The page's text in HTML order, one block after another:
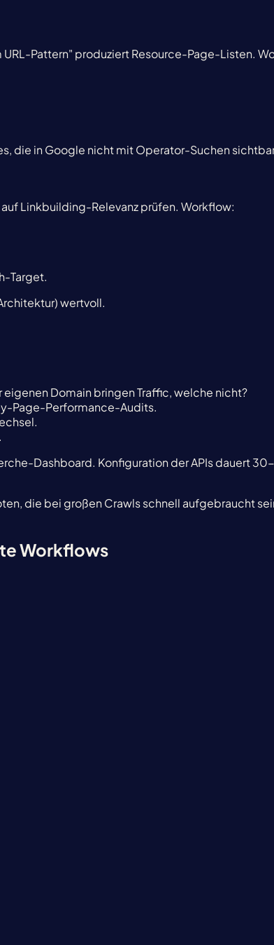
Pattern" produziert Resource-Page-Listen.
die in Google nicht mit Operator-Suchen
Linkbuilding-Relevanz prüfen. Workflow:
Target.
wertvoll.
Domain bringen Traffic, welche nicht?
Page-Performance-Audits.
Dashboard. Konfiguration der APIs dauert
die bei großen Crawls schnell aufgebraucht
Workflows